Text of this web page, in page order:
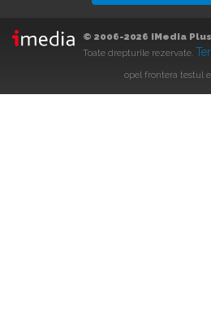
© 2006-2026 iMedia
Toate drepturile rezervate.
opel frontera testul